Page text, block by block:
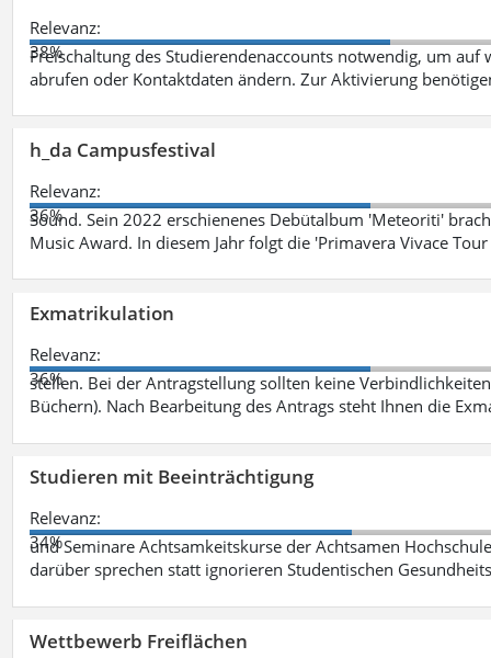
Relevanz:
38%
Freischaltung des Studierendenaccounts notwendig, um
abrufen oder Kontaktdaten ändern. Zur Aktivierung
h_da Campusfestival
Relevanz:
36%
Sound. Sein 2022 erschienenes Debütalbum 'Meteoriti'
Music Award. In diesem Jahr folgt die 'Primavera Vivace
Exmatrikulation
Relevanz:
36%
stellen. Bei der Antragstellung sollten keine
Büchern). Nach Bearbeitung des Antrags steht Ihnen die
Studieren mit Beeinträchtigung
Relevanz:
34%
und Seminare Achtsamkeitskurse der Achtsamen
darüber sprechen statt ignorieren Studentischen
Wettbewerb Freiflächen